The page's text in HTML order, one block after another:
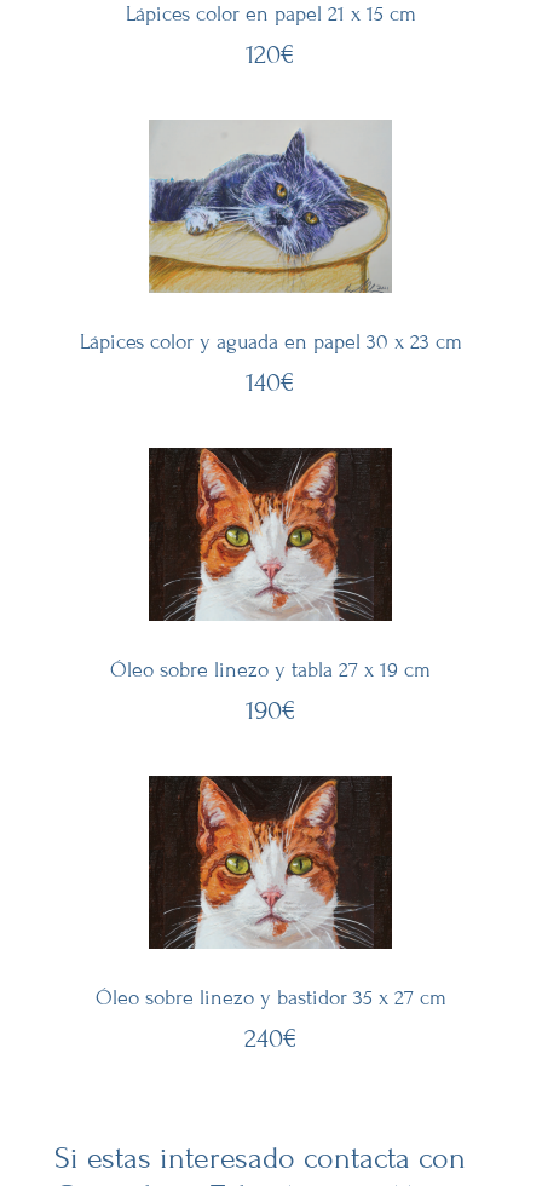
Lápices color en papel 21 x 15 cm
120€
Lápices color y aguada en papel 30 x 23 cm
140€
Óleo sobre linezo y tabla 27 x 19 cm
190€
Óleo sobre linezo y bastidor 35 x 27 cm
240€
Si estas interesado contacta con